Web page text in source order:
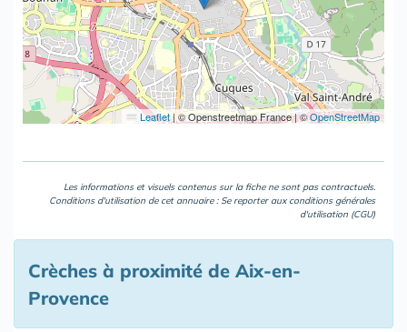
Leaflet|© Openstreetmap France | ©OpenStreetMap
Les informations et visuels contenus sur la fiche ne sont pas contractuels.
Conditions d'utilisation de cet annuaire : Se reporter aux conditions générales
d'utilisation (CGU)
Crèches à proximité de Aix-en-
Provence